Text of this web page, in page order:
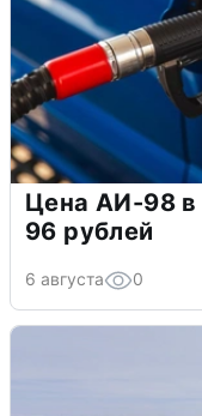
Цена АИ-98 в
96 рублей
6 августа 0